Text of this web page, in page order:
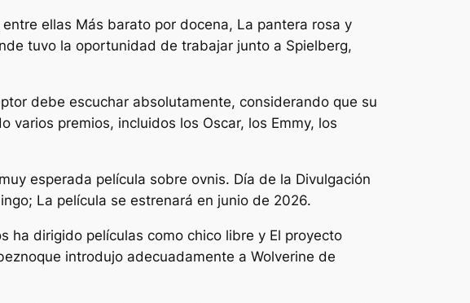
ellas Más barato por docena, La pantera rosa y
tuvo la oportunidad de trabajar junto a Spielberg,
debe escuchar absolutamente, considerando que su
premios, incluidos los Oscar, los Emmy, los
esperada película sobre ovnis. Día de la Divulgación
La película se estrenará en junio de 2026.
ha dirigido películas como chico libre y El proyecto
que introdujo adecuadamente a Wolverine de